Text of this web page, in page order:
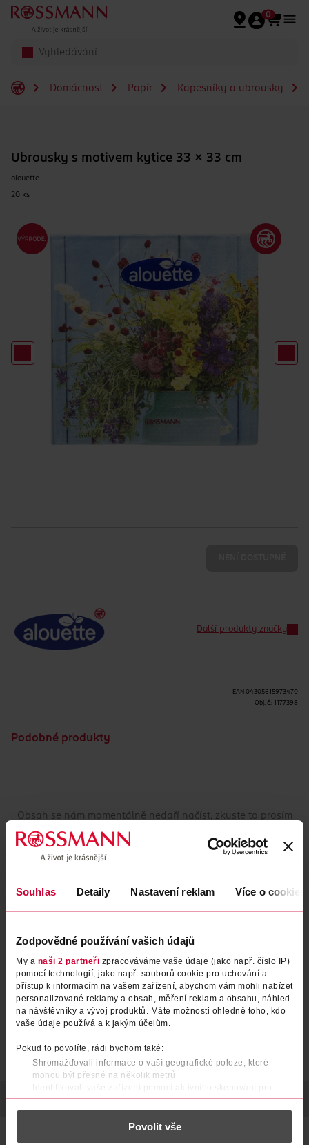
Souhlas Detaily Nastavení reklam Více o cookies
Zodpovědné používání vašich údajů
My a naši 2 partneři zpracováváme vaše údaje (jako např. číslo IP)
pomocí technologií, jako např. souborů cookie pro uchování a
přístup k informacím na vašem zařízení, abychom vám mohli nabízet
personalizované reklamy a obsah, měření reklam a obsahu, náhled
na návštěvníky a vývoj produktů. Máte možnosti ohledně toho, kdo
vaše údaje používá a k jakým účelům.
Pokud to povolíte, rádi bychom také:
Shromažďovali informace o vaší geografické poloze, které
mohou být přesné na několik metrů
Identifikovali vaše zařízení pomocí aktivního skenování pro
konkrétní charakteristiky (otisk prstu)
Zjistěte více o tom, jak zpracováváme vaše osobní údaje, a nastavte
části s podrobnostmi . Svůj souhlas můžete kdykoliv
Povolit vše
Přeskočit na hlavmní obsah
0
Domácnost Papír Kapesníky a ubrousky
Ubrousky s motivem kytice 33 x 33 cm
alouette
20 ks
Další produkty značky
EAN 04305615973470
Obj. č.: 1177398
Podobné produkty
Obsah se nám momentálně nedaří načíst, zkuste to prosím
POPIS POČET VÝROBCE/DODAVATEL